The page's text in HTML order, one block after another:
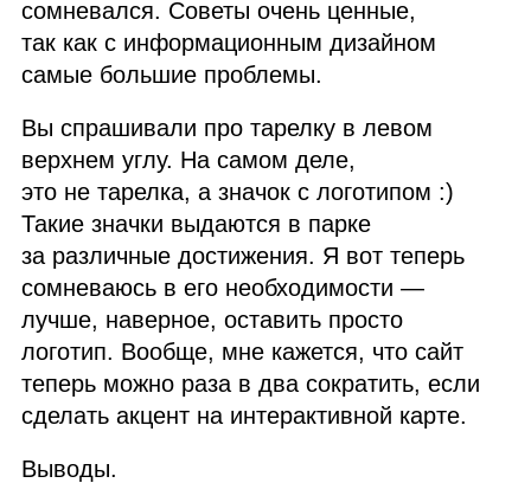
сомневался. Советы очень ценные,
так как с информационным дизайном
самые большие проблемы.
Вы спрашивали про тарелку в левом
верхнем углу. На самом деле,
это не тарелка, а значок с логотипом :)
Такие значки выдаются в парке
за различные достижения. Я вот теперь
сомневаюсь в его необходимости —
лучше, наверное, оставить просто
логотип. Вообще, мне кажется, что сайт
теперь можно раза в два сократить, если
сделать акцент на интерактивной карте.
Выводы.